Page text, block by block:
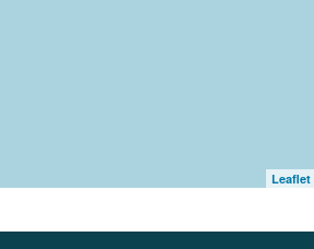
Leaflet